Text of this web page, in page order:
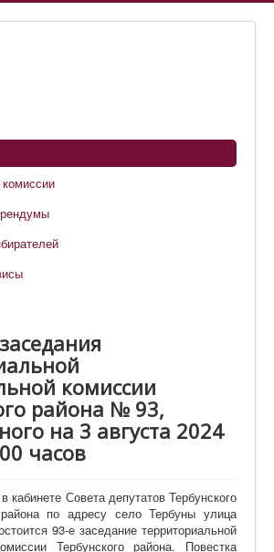
комиссии
района № 93,
на 3 августа 2024
часов
кабинете Совета депутатов Тербунского
района по адресу село Тербуны улица
93-е заседание территориальной
Тербунского района. Повестка